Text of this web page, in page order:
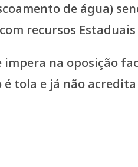
de água)
recursos
impera na oposição
é tola e já não